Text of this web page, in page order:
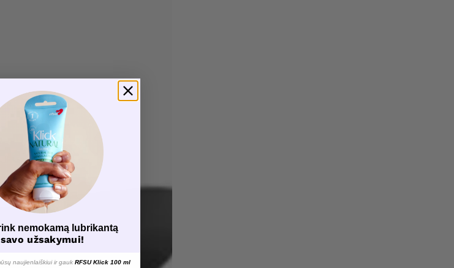
nemokamą lubrikantą
savo užsakymui!
naujienlaiškiui ir gauk RFSU Klick 100 ml